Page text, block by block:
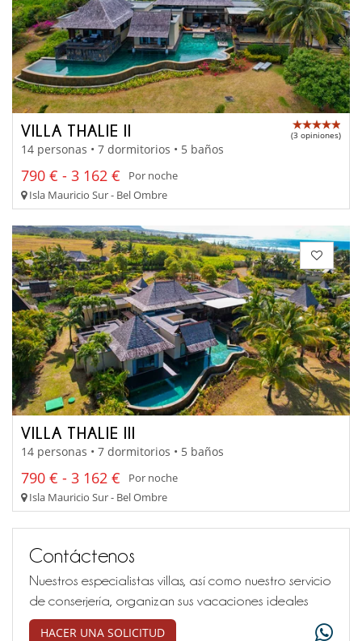
VILLA THALIE II (3 opiniones)
14 personas • 7 dormitorios • 5 baños
790 € - 3 162 €
Por noche
Isla Mauricio Sur - Bel Ombre
VILLA THALIE III
14 personas • 7 dormitorios • 5 baños
790 € - 3 162 €
Por noche
Isla Mauricio Sur - Bel Ombre
Contáctenos
Nuestros especialistas villas, así como nuestro servicio
de conserjería, organizan sus vacaciones ideales
HACER UNA SOLICITUD